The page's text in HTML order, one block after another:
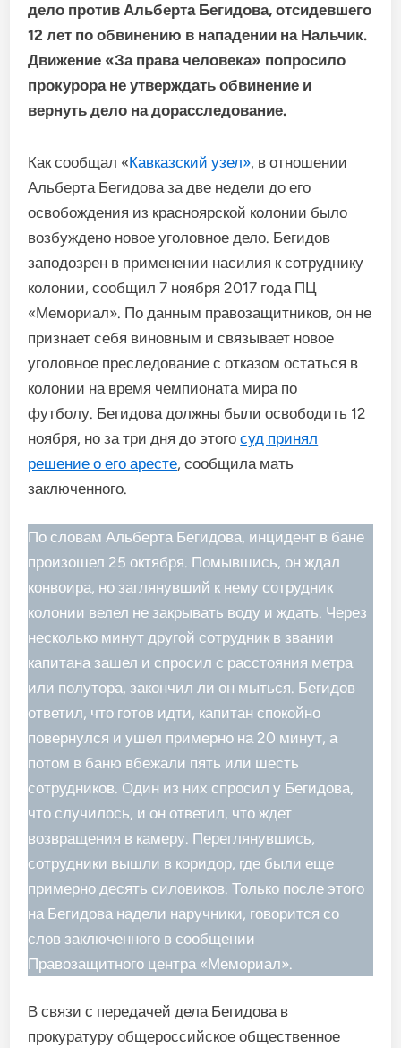
дело против Альберта Бегидова, отсидевшего
12 лет по обвинению в нападении на Нальчик.
Движение «За права человека» попросило
прокурора не утверждать обвинение и
вернуть дело на дорасследование.
Как сообщал «Кавказский узел», в отношении
Альберта Бегидова за две недели до его
освобождения из красноярской колонии было
возбуждено новое уголовное дело. Бегидов
заподозрен в применении насилия к сотруднику
колонии, сообщил 7 ноября 2017 года ПЦ
«Мемориал». По данным правозащитников, он не
признает себя виновным и связывает новое
уголовное преследование с отказом остаться в
колонии на время чемпионата мира по
футболу. Бегидова должны были освободить 12
ноября, но за три дня до этогосуд принял
решение о его аресте, сообщила мать
заключенного.
По словам Альберта Бегидова, инцидент в бане
произошел 25 октября. Помывшись, он ждал
конвоира, но заглянувший к нему сотрудник
колонии велел не закрывать воду и ждать. Через
несколько минут другой сотрудник в звании
капитана зашел и спросил с расстояния метра
или полутора, закончил ли он мыться. Бегидов
ответил, что готов идти, капитан спокойно
повернулся и ушел примерно на 20 минут, а
потом в баню вбежали пять или шесть
сотрудников. Один из них спросил у Бегидова,
что случилось, и он ответил, что ждет
возвращения в камеру. Переглянувшись,
сотрудники вышли в коридор, где были еще
примерно десять силовиков. Только после этого
на Бегидова надели наручники, говорится со
слов заключенного в сообщении
Правозащитного центра «Мемориал».
В связи с передачей дела Бегидова в
прокуратуру общероссийское общественное